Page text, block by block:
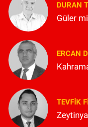
DURAN
Güler
ERCAN
TEVFIK